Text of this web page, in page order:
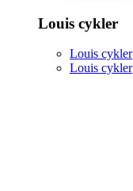
Louis cykler
Louis cykler
Louis cykler